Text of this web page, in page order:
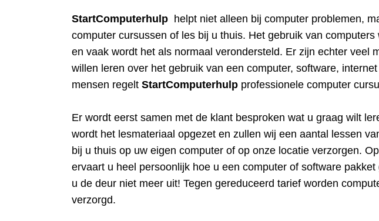
StartComputerhulp helpt niet alleen bij computer problemen,
computer cursussen of les bij u thuis. Het gebruik van
en vaak wordt het als normaal verondersteld. Er zijn echter veel
willen leren over het gebruik van een computer, software,
mensen regelt StartComputerhulp professionele computer
Er wordt eerst samen met de klant besproken wat u graag wilt
wordt het lesmateriaal opgezet en zullen wij een aantal lessen
bij u thuis op uw eigen computer of op onze locatie verzorgen.
ervaart u heel persoonlijk hoe u een computer of software
u de deur niet meer uit! Tegen gereduceerd tarief worden
verzorgd.